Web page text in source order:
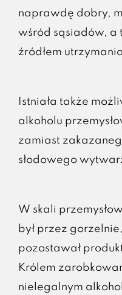
naprawdę dobry,
wśród sąsiadów, a
źródłem
Istniała także
alkoholu
zamiast
słodowego
W skali
był przez
pozostawał
Królem
nielegalnym